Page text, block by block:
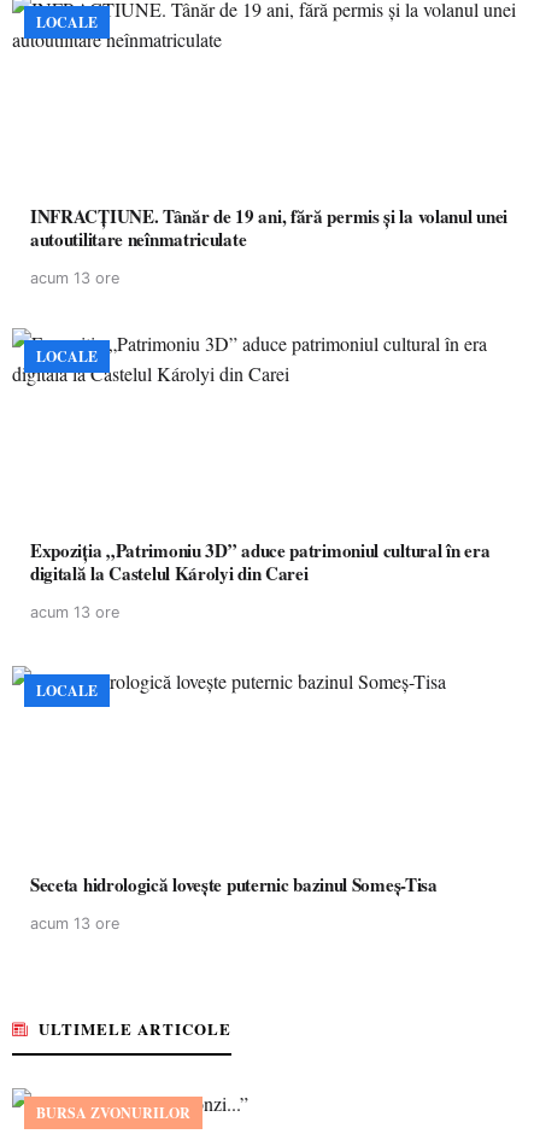
LOCALE
INFRACȚIUNE. Tânăr de 19 ani, fără permis și la volanul unei
autoutilitare neînmatriculate
acum 13 ore
LOCALE
Expoziția „Patrimoniu 3D” aduce patrimoniul cultural în era
digitală la Castelul Károlyi din Carei
acum 13 ore
LOCALE
Seceta hidrologică lovește puternic bazinul Someș-Tisa
acum 13 ore
ULTIMELE ARTICOLE
BURSA ZVONURILOR